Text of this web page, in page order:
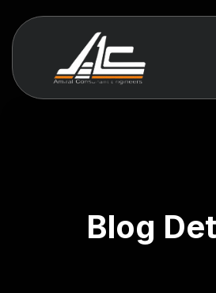
Blog